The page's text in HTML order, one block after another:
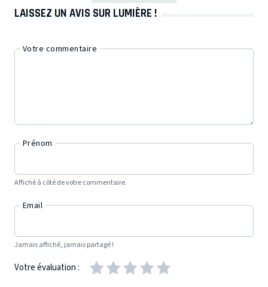
LAISSEZ UN AVIS SUR LUMIÈRE !
Votre commentaire
Prénom
Affiché à côté de votre commentaire.
Email
Jamais affiché, jamais partagé !
Votre évaluation :